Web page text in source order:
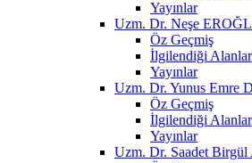
Yayınlar
Uzm. Dr. Neşe
Öz Geçmiş
İlgilendiği Alanlar
Yayınlar
Uzm. Dr. Yunus Emre
Öz Geçmiş
İlgilendiği Alanlar
Yayınlar
Uzm. Dr. Saadet